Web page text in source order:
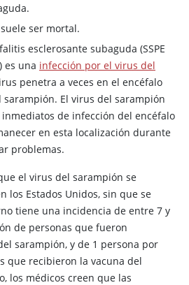
ser mortal.
esclerosante subaguda (SSPE
es una infección por el virus del
penetra a veces en el encéfalo
El virus del sarampión
de infección del encéfalo
en esta localización durante
problemas.
el virus del sarampión se
los Estados Unidos, sin que se
tiene una incidencia de entre 7 y
de personas que fueron
sarampión, y de 1 persona por
que recibieron la vacuna del
los médicos creen que las